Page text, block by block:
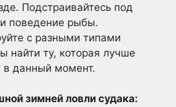
Подстраивайтесь под
поведение рыбы.
с разными типами
найти ту, которая лучше
в данный момент.
зимней ловли судака: